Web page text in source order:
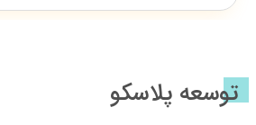
توسعه پلاسکو